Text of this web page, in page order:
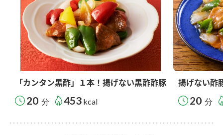
「カンタン黒酢」１本！揚げない黒酢酢豚
20 分 453 kcal
揚げない酢
20 分